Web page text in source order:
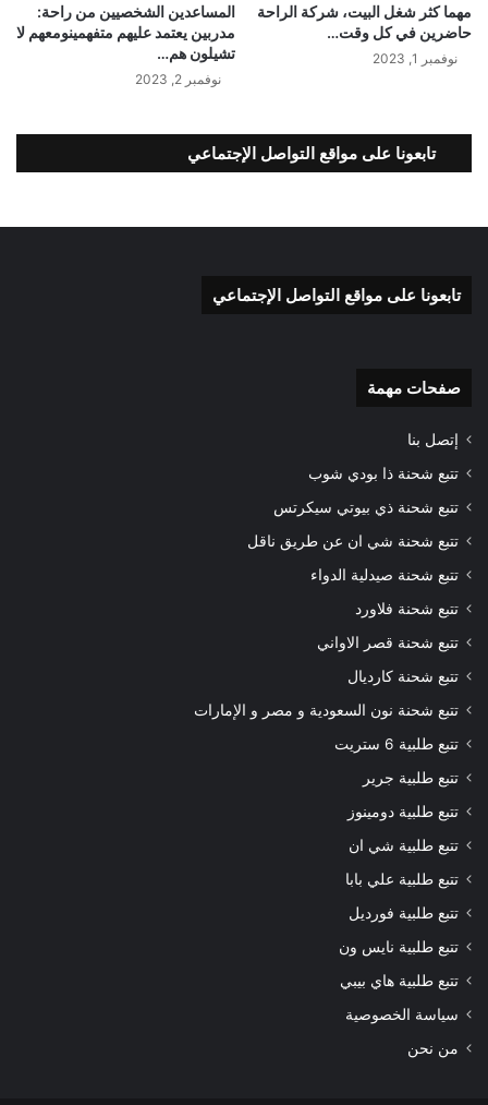
مهما كثر شغل البيت، شركة الراحة
حاضرين في كل وقت…
نوفمبر 1, 2023
المساعدين الشخصيين من راحة:
مدربين يعتمد عليهم متفهمينومعهم لا
تشيلون هم…
نوفمبر 2, 2023
تابعونا على مواقع التواصل الإجتماعي
تابعونا على مواقع التواصل الإجتماعي
صفحات مهمة
إتصل بنا
تتبع شحنة ذا بودي شوب
تتبع شحنة ذي بيوتي سيكرتس
تتبع شحنة شي ان عن طريق ناقل
تتبع شحنة صيدلية الدواء
تتبع شحنة فلاورد
تتبع شحنة قصر الاواني
تتبع شحنة كارديال
تتبع شحنة نون السعودية و مصر و الإمارات
تتبع طلبية 6 ستريت
تتبع طلبية جرير
تتبع طلبية دومينوز
تتبع طلبية شي ان
تتبع طلبية علي بابا
تتبع طلبية فورديل
تتبع طلبية نايس ون
تتبع طلبية هاي بيبي
سياسة الخصوصية
من نحن